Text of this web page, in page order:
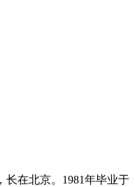
长在北京。1981年毕业于